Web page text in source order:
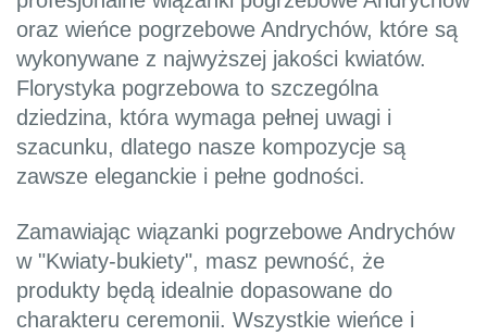
oraz wieńce pogrzebowe Andrychów, które są
wykonywane z najwyższej jakości kwiatów.
Florystyka pogrzebowa to szczególna
dziedzina, która wymaga pełnej uwagi i
szacunku, dlatego nasze kompozycje są
zawsze eleganckie i pełne godności.
Zamawiając wiązanki pogrzebowe Andrychów
w "Kwiaty-bukiety", masz pewność, że
produkty będą idealnie dopasowane do
charakteru ceremonii. Wszystkie wieńce i